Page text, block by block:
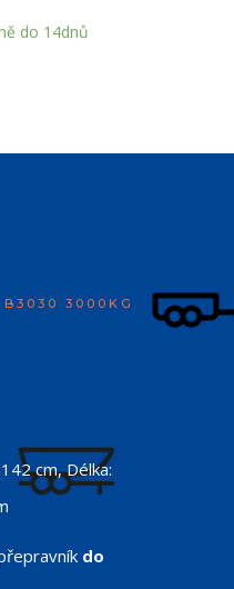
do 14dnů
3000KG
cm, Délka:
do